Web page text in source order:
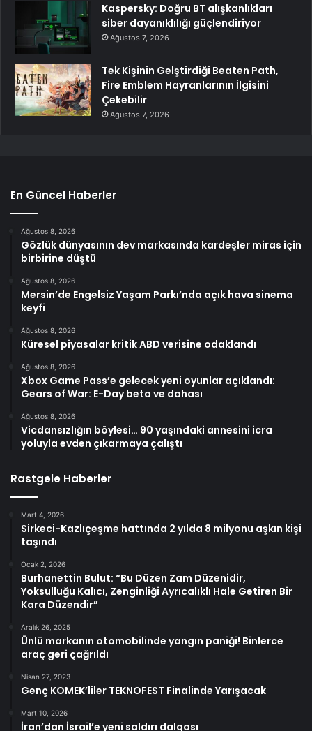
Kaspersky: Doğru BT alışkanlıkları
siber dayanıklılığı güçlendiriyor
Ağustos 7, 2026
Tek Kişinin Gelştirdiği Beaten Path,
Fire Emblem Hayranlarının İlgisini
Çekebilir
Ağustos 7, 2026
En Güncel Haberler
Ağustos 8, 2026
Gözlük dünyasının dev markasında kardeşler miras için
birbirine düştü
Ağustos 8, 2026
Mersin’de Engelsiz Yaşam Parkı’nda açık hava sinema
keyfi
Ağustos 8, 2026
Küresel piyasalar kritik ABD verisine odaklandı
Ağustos 8, 2026
Xbox Game Pass’e gelecek yeni oyunlar açıklandı:
Gears of War: E-Day beta ve dahası
Ağustos 8, 2026
Vicdansızlığın böylesi… 90 yaşındaki annesini icra
yoluyla evden çıkarmaya çalıştı
Rastgele Haberler
Mart 4, 2026
Sirkeci-Kazlıçeşme hattında 2 yılda 8 milyonu aşkın kişi
taşındı
Ocak 2, 2026
Burhanettin Bulut: “Bu Düzen Zam Düzenidir,
Yoksulluğu Kalıcı, Zenginliği Ayrıcalıklı Hale Getiren Bir
Kara Düzendir”
Aralık 26, 2025
Ünlü markanın otomobilinde yangın paniği! Binlerce
araç geri çağrıldı
Nisan 27, 2023
Genç KOMEK’liler TEKNOFEST Finalinde Yarışacak
Mart 10, 2026
İran’dan İsrail’e yeni saldırı dalgası